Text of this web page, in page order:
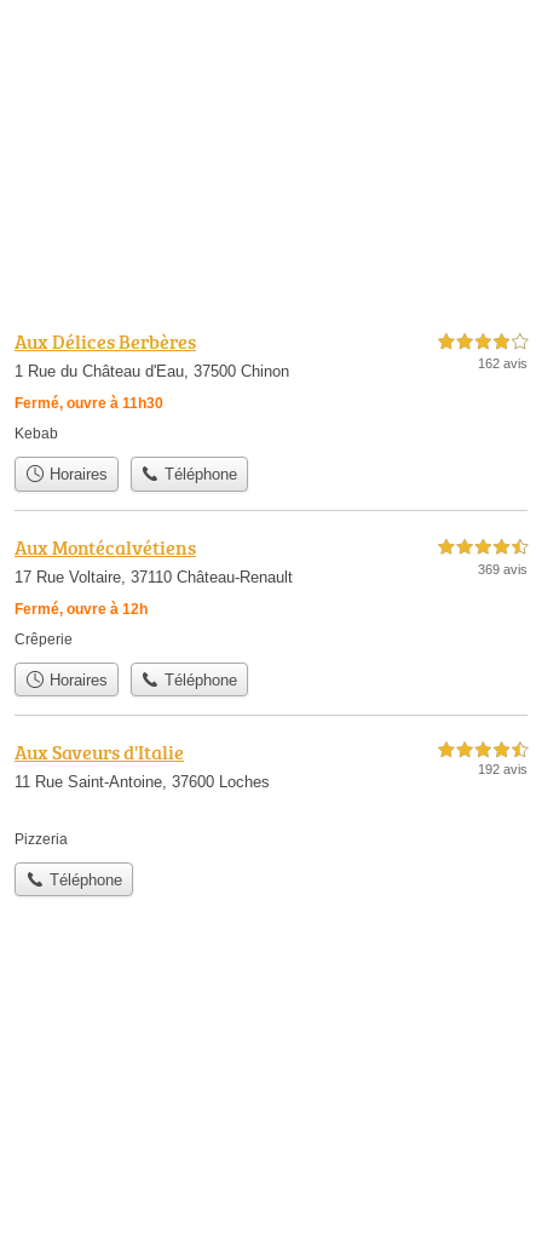
Aux Délices Berbères
1 Rue du Château d'Eau, 37500 Chinon
Fermé, ouvre à 11h30
4,0 étoiles sur 5
162 avis
Kebab
Horaires Téléphone
Aux Montécalvétiens
17 Rue Voltaire, 37110 Château-Renault
Fermé, ouvre à 12h
4,5 étoiles sur 5
369 avis
Crêperie
Horaires Téléphone
Aux Saveurs d'Italie
11 Rue Saint-Antoine, 37600 Loches
4,5 étoiles sur 5
192 avis
Pizzeria
Téléphone